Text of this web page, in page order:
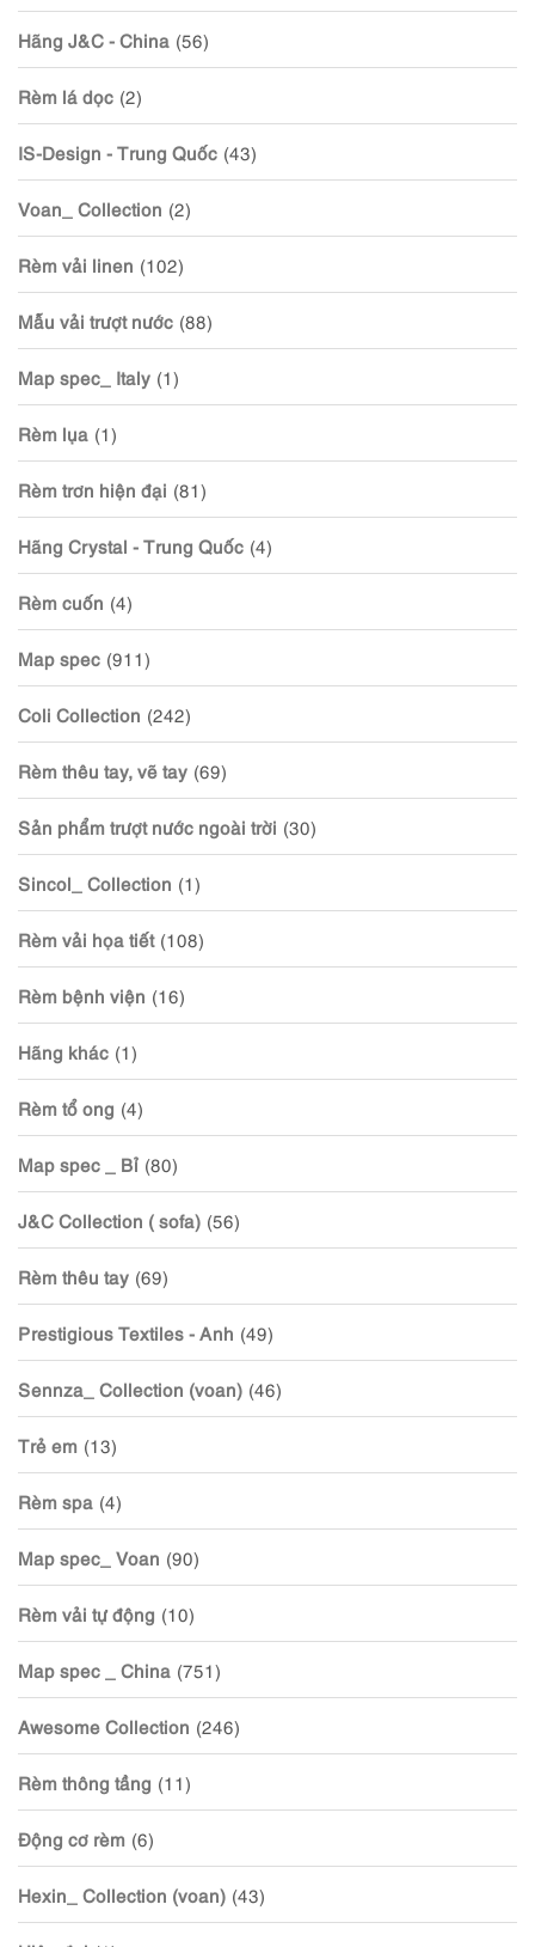
Hãng J&C - China (56)
Rèm lá dọc (2)
IS-Design - Trung Quốc (43)
Voan_ Collection (2)
Rèm vải linen (102)
Mẫu vải trượt nước (88)
Map spec_ Italy (1)
Rèm lụa (1)
Rèm trơn hiện đại (81)
Hãng Crystal - Trung Quốc (4)
Rèm cuốn (4)
Map spec (911)
Coli Collection (242)
Rèm thêu tay, vẽ tay (69)
Sản phẩm trượt nước ngoài trời (30)
Sincol_ Collection (1)
Rèm vải họa tiết (108)
Rèm bệnh viện (16)
Hãng khác (1)
Rèm tổ ong (4)
Map spec _ Bỉ (80)
J&C Collection ( sofa) (56)
Rèm thêu tay (69)
Prestigious Textiles - Anh (49)
Sennza_ Collection (voan) (46)
Trẻ em (13)
Rèm spa (4)
Map spec_ Voan (90)
Rèm vải tự động (10)
Map spec _ China (751)
Awesome Collection (246)
Rèm thông tầng (11)
Động cơ rèm (6)
Hexin_ Collection (voan) (43)